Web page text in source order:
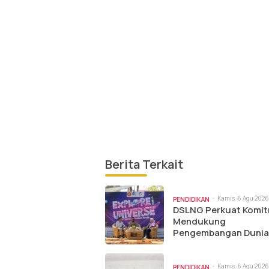
Berita Terkait
PENDIDIKAN
Kamis, 6 Agu
pm
DSLNG Perkuat
Mendukung
Pengembangan Dunia
PENDIDIKAN Kamis, 6 Agu